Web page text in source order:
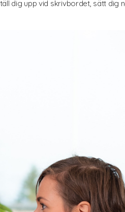
dig upp vid skrivbordet, sätt dig